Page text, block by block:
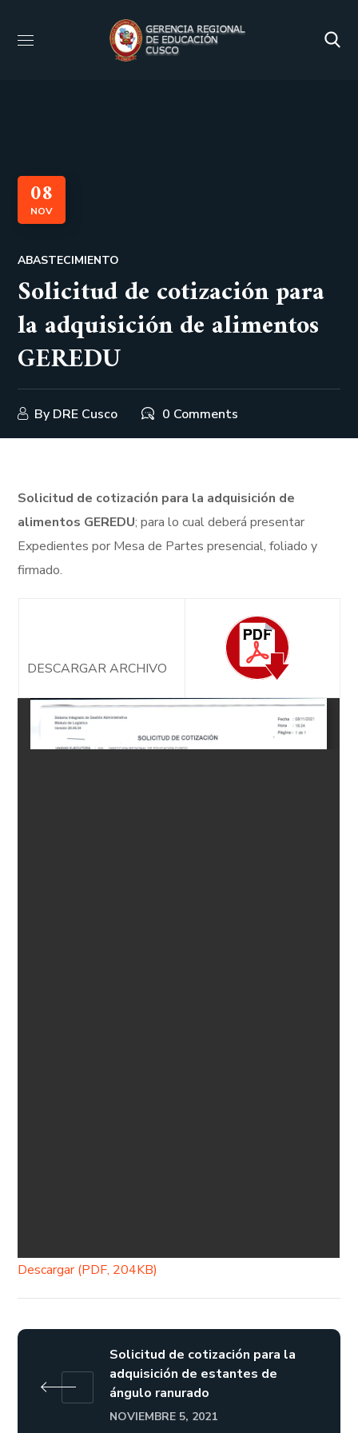
08
NOV
ABASTECIMIENTO
Solicitud de cotización para
la adquisición de alimentos
GEREDU
By DRE Cusco 0 Comments
Solicitud de cotización para la adquisición de
alimentos GEREDU; para lo cual deberá presentar
Expedientes por Mesa de Partes presencial, foliado y
firmado.
DESCARGAR ARCHIVO
Descargar (PDF, 204KB)
Solicitud de cotización para la
adquisición de estantes de
ángulo ranurado
NOVIEMBRE 5, 2021